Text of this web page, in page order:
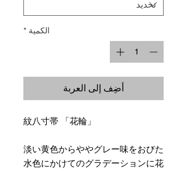
الكمية *
أضِف إلى العربة
紋八寸帯 「花輪」
淡い黄色からややグレー味をおびた
水色にかけてのグラデーションに花